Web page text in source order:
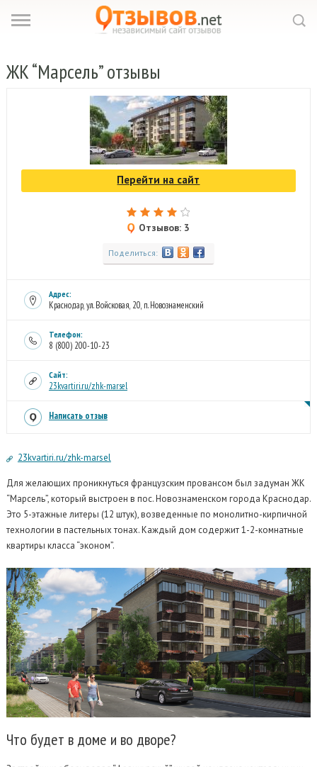
ЖК“Марсель” отзывы
Перейти на сайт
Отзывов: 3
Поделиться:
Адрес:
Краснодар, ул. Войсковая, 20, п. Новознаменский
Телефон:
8 (800) 200-10-23
Сайт:
23kvartiri.ru/zhk-marsel
Написать отзыв
23kvartiri.ru/zhk-marsel
Для желающих проникнуться французским провансом был задуман ЖК
“Марсель”, который выстроен в пос. Новознаменском города Краснодар.
Это 5-этажные литеры (12 штук), возведенные по монолитно-кирпичной
технологии в пастельных тонах. Каждый дом содержит 1-2-комнатные
квартиры класса “эконом”.
Что будет в доме и во дворе?